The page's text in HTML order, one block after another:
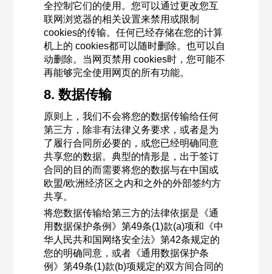
全控制它们的使用。您可以通过更改您互
联网浏览器的相关设置来禁用或限制
cookies的传输。任何已经存储在您的计算
机上的 cookies都可以随时删除。也可以自
动删除。当网页禁用 cookies时，您可能不
再能够完全使用网页的所有功能。
8. 数据传输
原则上，我们不会将您的数据传输给任何
第三方，除非有法律义务要求，或者是为
了履行合同所必要的，或您已经明确同意
共享您的数据。典型的情形是，出于签订
合同的目的而需要将您的数据与在中国或
欧盟/欧洲经济区之内和之外的外部签约方
共享。
将您数据传输给第三方的法律依据是《通
用数据保护条例》第49条(1)款(a)项和《中
华人民共和国网络安全法》第42条规定的
您的明确同意，或者《通用数据保护条
例》第49条(1)款(b)项规定的双方间合同的